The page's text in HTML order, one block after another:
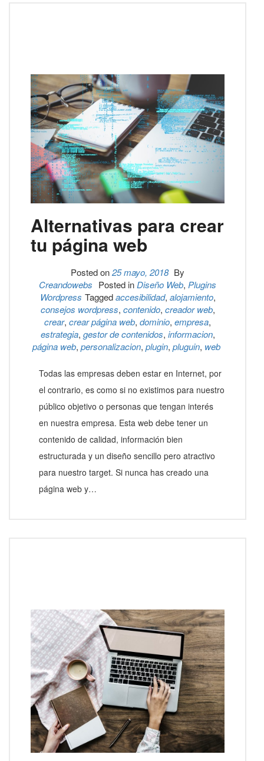
Alternativas para crear
tu página web
Posted on25 mayo, 2018 By
Creandowebs Posted in Diseño Web, Plugins
Wordpress Taggedaccesibilidad, alojamiento,
consejos wordpress, contenido, creador web,
crear, crear página web, dominio, empresa,
estrategia, gestor de contenidos, informacion,
página web, personalizacion, plugin, pluguin, web
Todas las empresas deben estar en Internet, por
el contrario, es como si no existimos para nuestro
público objetivo o personas que tengan interés
en nuestra empresa. Esta web debe tener un
contenido de calidad, información bien
estructurada y un diseño sencillo pero atractivo
para nuestro target. Si nunca has creado una
página web y…